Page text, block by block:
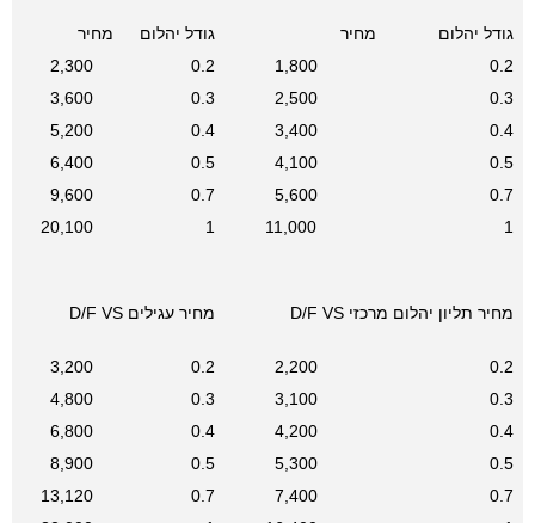
גודל יהלום מחיר גודל יהלום
מחיר
0.2
1,800
0.2
2,300
0.3
2,500
0.3
3,600
0.4
3,400
0.4
5,200
0.5
4,100
0.5
6,400
0.7
5,600
0.7
9,600
1
11,000
1
20,100
מחיר תליון יהלום מרכזי D/F VS מחיר עגילים D/F VS
0.2
2,200
0.2
3,200
0.3
3,100
0.3
4,800
0.4
4,200
0.4
6,800
0.5
5,300
0.5
8,900
0.7
7,400
0.7
13,120